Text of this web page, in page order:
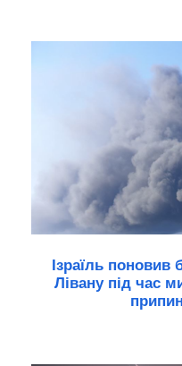
Ізраїль поновив
Лівану під час